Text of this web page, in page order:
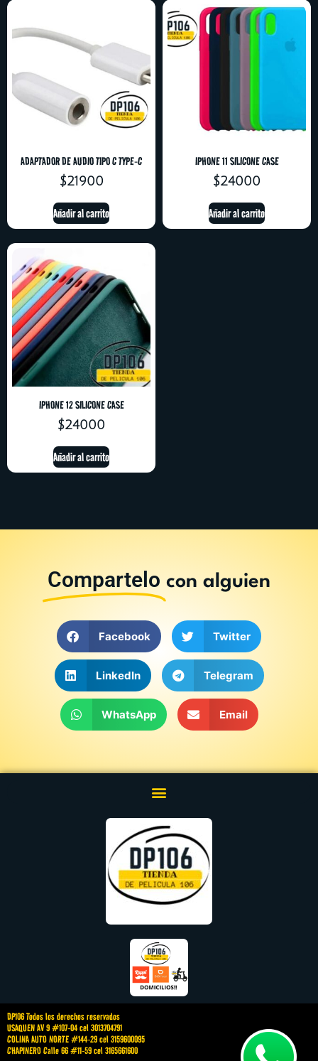
ADAPTADOR DE AUDIO TIPO C TYPE-C
$21900
Añadir al carrito
IPHONE 11 SILICONE CASE
$24000
Añadir al carrito
IPHONE 12 SILICONE CASE
$24000
Añadir al carrito
Compartelo con alguien
Facebook Twitter
LinkedIn Telegram
WhatsApp Email
DP106 Todos los derechos reservados
USAQUEN AV 9 #107-04 cel 3013704791
COLINA AUTO NORTE #144-29 cel 3159600095
CHAPINERO Calle 66 #11-59 cel 3165661600